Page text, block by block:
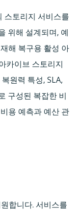
스토리지 서비스를
위해 설계되며, 예
해 복구용 활성 아
카이브 스토리지
원력 특성, SLA,
구성된 복잡한 비
용 예측과 예산 관
합니다. 서비스를